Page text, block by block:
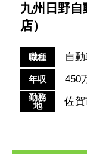
九州日野
店）
職種 自
年収 450
勤務
地
佐